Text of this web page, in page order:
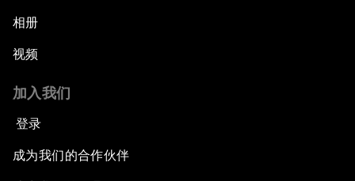
相册
视频
加入我们
登录
成为我们的合作伙伴